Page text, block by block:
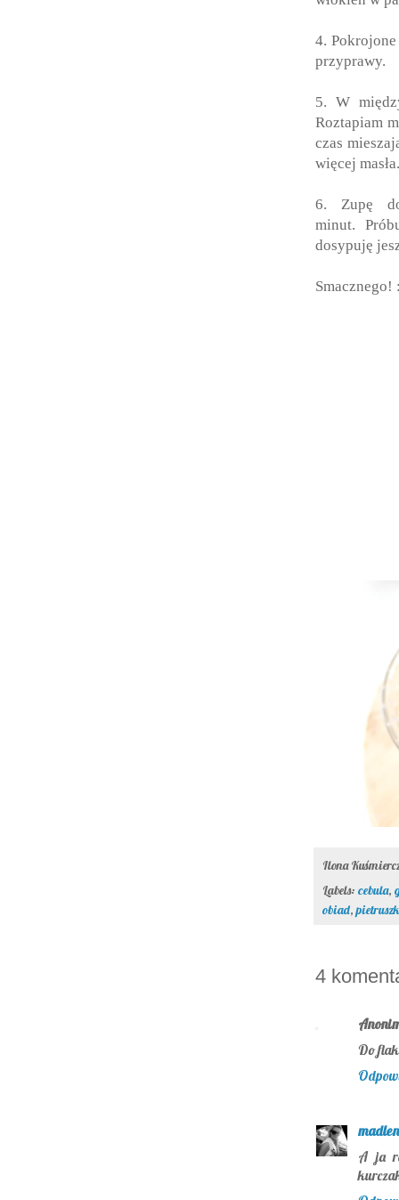
4.
przyprawy.
5. W
Roztapiam
czas
więcej
6. Zupę
minut.
dosypuję
Smacznego!
Ilona
Labels: cebula,
obiad,
4
Do
A ja